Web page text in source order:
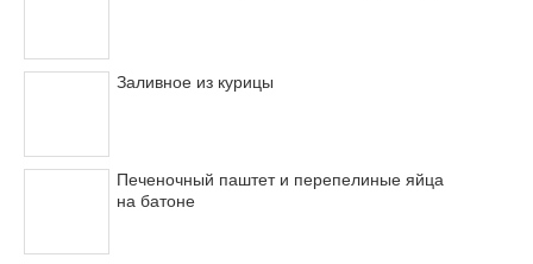
Заливное из курицы
Печеночный паштет и перепелиные яйца
на батоне